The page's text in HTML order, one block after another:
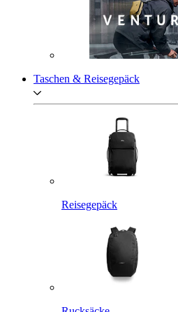
Taschen & Reisegepäck
Reisegepäck